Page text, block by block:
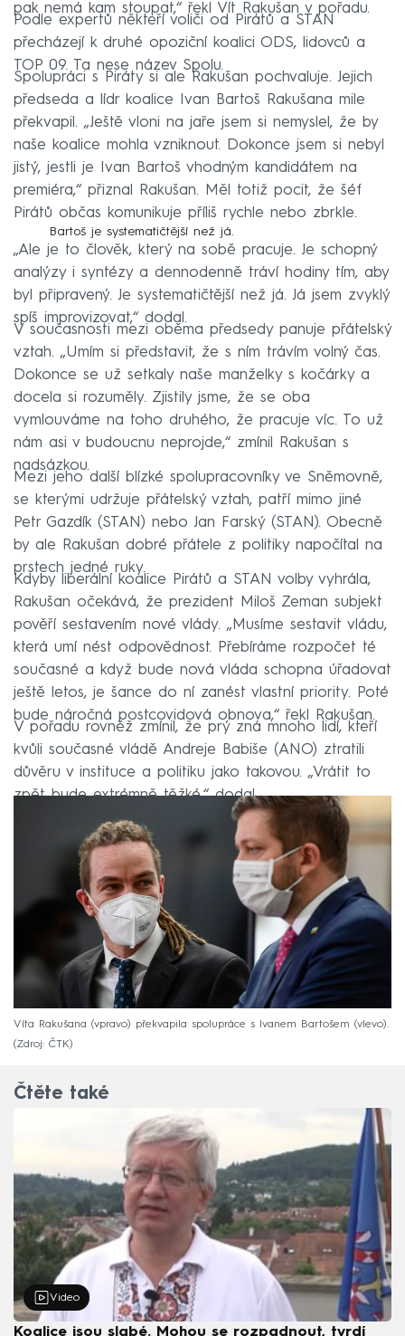
pak nemá kam stoupat,“ řekl Vít Rakušan v pořadu.
Podle expertů někteří voliči od Pirátů a STAN
přecházejí k druhé opoziční koalici ODS, lidovců a
TOP 09. Ta nese název Spolu.
Spolupráci s Piráty si ale Rakušan pochvaluje. Jejich
předseda a lídr koalice Ivan Bartoš Rakušana mile
překvapil. „Ještě vloni na jaře jsem si nemyslel, že by
naše koalice mohla vzniknout. Dokonce jsem si nebyl
jistý, jestli je Ivan Bartoš vhodným kandidátem na
premiéra,“ přiznal Rakušan. Měl totiž pocit, že šéf
Pirátů občas komunikuje příliš rychle nebo zbrkle.
Bartoš je systematičtější než já.
„Ale je to člověk, který na sobě pracuje. Je schopný
analýzy i syntézy a dennodenně tráví hodiny tím, aby
byl připravený. Je systematičtější než já. Já jsem zvyklý
spíš improvizovat,“ dodal.
V současnosti mezi oběma předsedy panuje přátelský
vztah. „Umím si představit, že s ním trávím volný čas.
Dokonce se už setkaly naše manželky s kočárky a
docela si rozuměly. Zjistily jsme, že se oba
vymlouváme na toho druhého, že pracuje víc. To už
nám asi v budoucnu neprojde,“ zmínil Rakušan s
nadsázkou.
Mezi jeho další blízké spolupracovníky ve Sněmovně,
se kterými udržuje přátelský vztah, patří mimo jiné
Petr Gazdík (STAN) nebo Jan Farský (STAN). Obecně
by ale Rakušan dobré přátele z politiky napočítal na
prstech jedné ruky.
Kdyby liberální koalice Pirátů a STAN volby vyhrála,
Rakušan očekává, že prezident Miloš Zeman subjekt
pověří sestavením nové vlády. „Musíme sestavit vládu,
která umí nést odpovědnost. Přebíráme rozpočet té
současné a když bude nová vláda schopna úřadovat
ještě letos, je šance do ní zanést vlastní priority. Poté
bude náročná postcovidová obnova,“ řekl Rakušan.
V pořadu rovněž zmínil, že prý zná mnoho lidí, kteří
kvůli současné vládě Andreje Babiše (ANO) ztratili
důvěru v instituce a politiku jako takovou. „Vrátit to
zpět bude extrémně těžké,“ dodal.
Víta Rakušana (vpravo) překvapila spolupráce s Ivanem Bartošem (vlevo).
Zdroj: ČTK
Čtěte také
Video
Koalice jsou slabé. Mohou se rozpadnout, tvrdí